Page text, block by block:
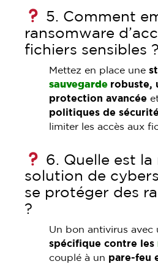
5. Comment
ransomware
fichiers sensibles ?
Mettez en place une
sauvegarde robuste,
protection avancée
politiques de
limiter les accès aux
6. Quelle est la
solution de
se protéger des
?
Un bon antivirus avec
spécifique contre les
couplé à un pare-feu